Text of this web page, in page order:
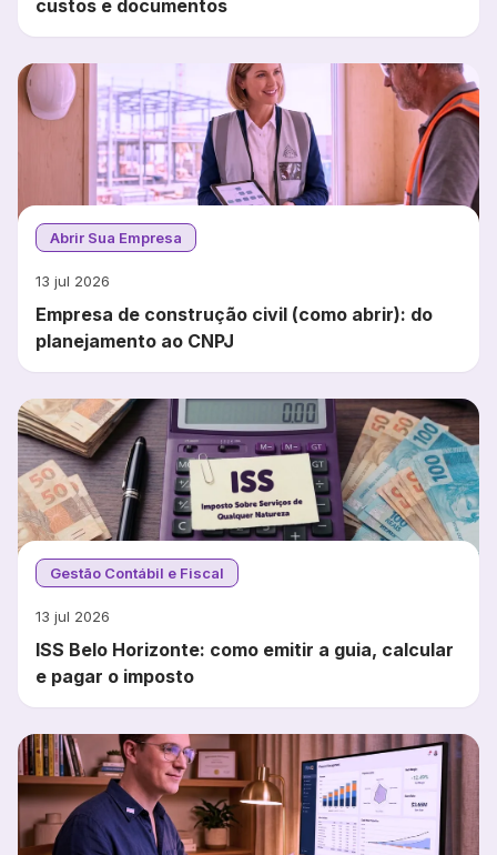
custos e documentos
Abrir Sua Empresa
13 jul 2026
Empresa de construção civil (como abrir): do
planejamento ao CNPJ
Gestão Contábil e Fiscal
13 jul 2026
ISS Belo Horizonte: como emitir a guia, calcular
e pagar o imposto